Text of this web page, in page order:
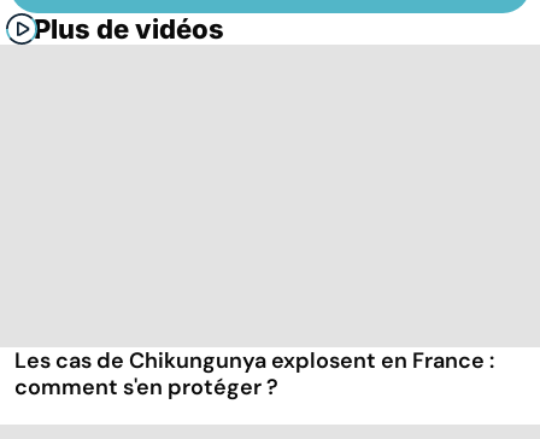
Plus de vidéos
Les cas de Chikungunya explosent en France :
comment s'en protéger ?